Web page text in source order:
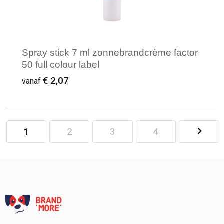
Spray stick 7 ml zonnebrandcrème factor
50 full colour label
vanaf € 2,07
Minimale afname: 100
1 2 3 4